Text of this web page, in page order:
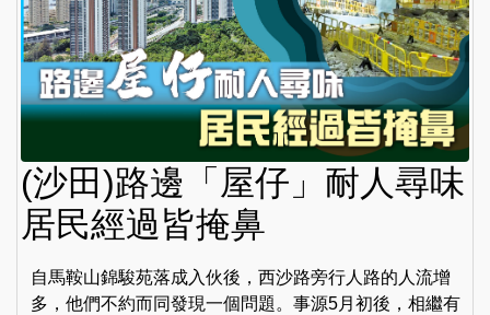
(沙田)路邊「屋仔」耐人尋味
居民經過皆掩鼻
自馬鞍山錦駿苑落成入伙後，西沙路旁行人路的人流增
多，他們不約而同發現一個問題。事源5月初後，相繼有